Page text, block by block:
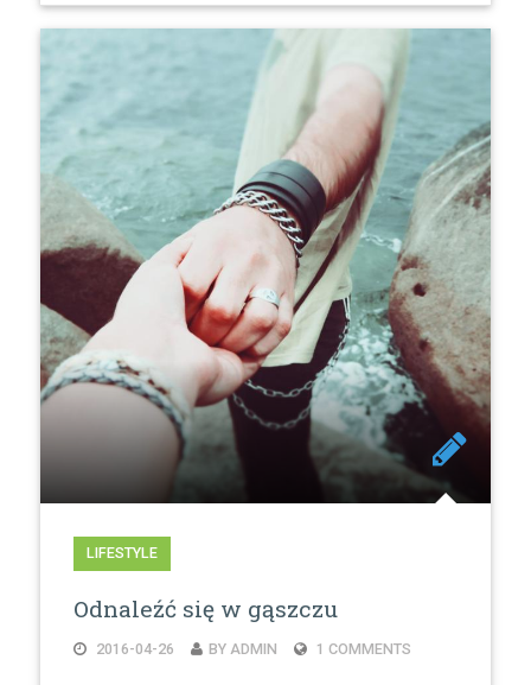
LIFESTYLE
Odnaleźć się w gąszczu
2016-04-26 BY ADMIN 1 COMMENTS